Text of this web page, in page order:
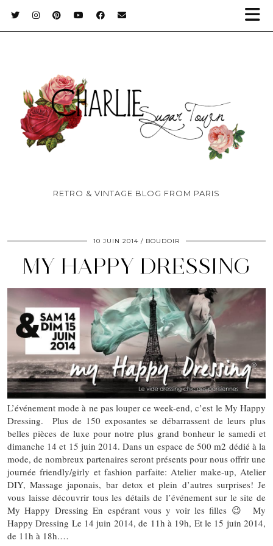
RETRO & VINTAGE BLOG FROM PARIS
10 JUIN 2014 BOUDOIR
MY HAPPY DRESSING
L’événement mode à ne pas louper ce week-end, c’est le My Happy
Dressing. Plus de 150 exposantes se débarrassent de leurs plus
belles pièces de luxe pour notre plus grand bonheur le samedi et
dimanche 14 et 15 juin 2014. Dans un espace de 500 m2 dédié à la
mode, de nombreux partenaires seront présents pour nous offrir une
journée friendly/girly et fashion parfaite: Atelier make-up, Atelier
DIY, Massage japonais, bar detox et plein d’autres surprises! Je
vous laisse découvrir tous les détails de l’événement sur le site de
My Happy Dressing En espérant vous y voir les filles 😉 My
Happy Dressing Le 14 juin 2014, de 11h à 19h, Et le 15 juin 2014,
de 11h à 18h.…